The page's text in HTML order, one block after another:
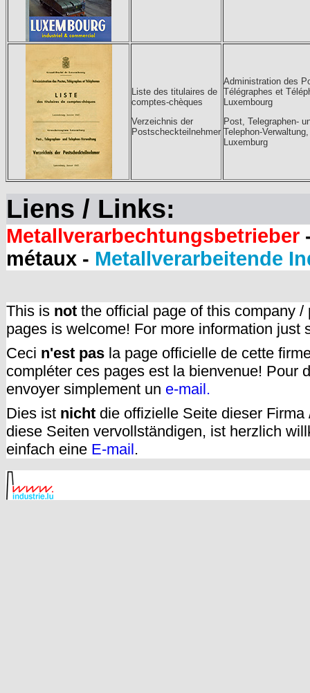
Liste des titulaires de
comptes-chèques
Verzeichnis der
Postscheckteilnehmer
Administration des
Télégraphes et
Luxembourg
Post, Telegraphen-
Telephon-Verwaltung,
Luxemburg
Liens / Links:
Metallverarbechtungsbetrieber
métaux - Metallverarbeitende
This is not the official page of this company
pages is welcome! For more information just
Ceci n'est pas la page officielle de cette
compléter ces pages est la bienvenue! Pour
envoyer simplement un e-mail.
Dies ist nicht die offizielle Seite dieser
diese Seiten vervollständigen, ist herzlich
einfach eine E-mail.